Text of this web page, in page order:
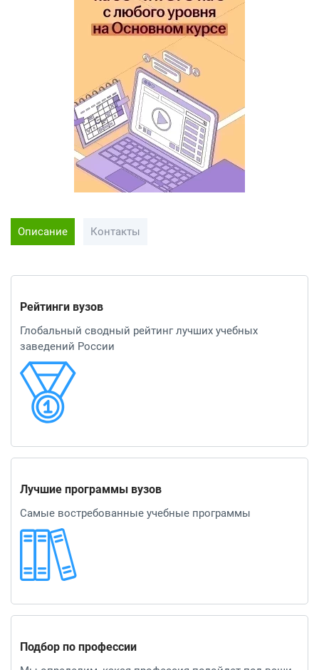
Описание Контакты
Рейтинги вузов
Глобальный сводный рейтинг лучших учебных
заведений России
Лучшие программы вузов
Самые востребованные учебные программы
Подбор по профессии